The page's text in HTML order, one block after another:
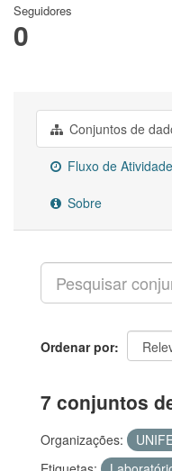
Seguidores
0
Conjuntos de
Fluxo de
Sobre
Ordenar por
7 conjuntos
Organizações: